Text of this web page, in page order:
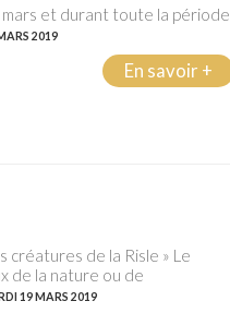
mars et durant toute la période
2019
En savoir +
créatures de la Risle » Le
de la nature ou de
19 MARS 2019